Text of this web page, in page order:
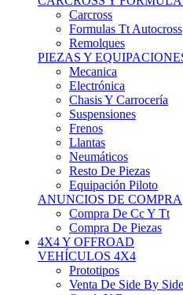
Formulas Tt Autocross
Remolques
PIEZAS Y EQUIPACIONES
Mecanica
Electrónica
Chasis Y Carrocería
Suspensiones
Frenos
Llantas
Neumáticos
Resto De Piezas
Equipación Piloto
ANUNCIOS DE COMPRA
Compra De Cc Y Tt
Compra De Piezas
4X4 Y OFFROAD
VEHÍCULOS 4X4
Prototipos
Venta De Side By Side
Quads Y Buggys